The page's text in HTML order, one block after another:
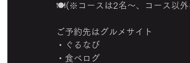
🍽(※コースは2名〜、コース以外
ご予約先はグルメサイト
・ぐるなび
・食べログ